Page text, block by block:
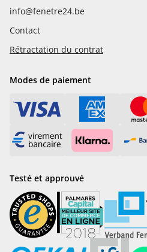
info@fenetre24.be
Contact
Rétractation du contrat
Modes de paiement
Testé et approuvé